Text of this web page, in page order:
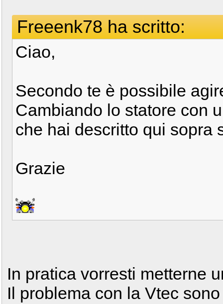
Freeenk78 ha scritto:
Ciao,
Secondo te è possibile
Cambiando lo statore con
che hai descritto qui sopra
Grazie
In pratica vorresti metterne
Il problema con la Vtec